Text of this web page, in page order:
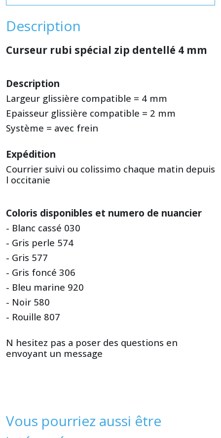
Description
Curseur rubi spécial zip dentellé 4 mm
Description
Largeur glissière compatible = 4 mm
Epaisseur glissière compatible = 2 mm
Système = avec frein
Expédition
Courrier suivi ou colissimo chaque matin depuis
l occitanie
Coloris disponibles et numero de nuancier
- Blanc cassé 030
- Gris perle 574
- Gris 577
- Gris foncé 306
- Bleu marine 920
- Noir 580
- Rouille 807
N hesitez pas a poser des questions en
envoyant un message
Vous pourriez aussi être